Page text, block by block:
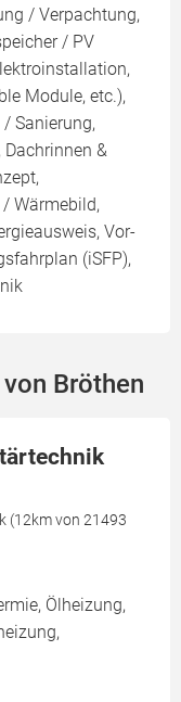
/ Verpachtung,
/ PV
Module, etc.),
Sanierung,
&
Wärmebild,
Vor-
(iSFP),
Bröthen
(12km von 21493
Ölheizung,